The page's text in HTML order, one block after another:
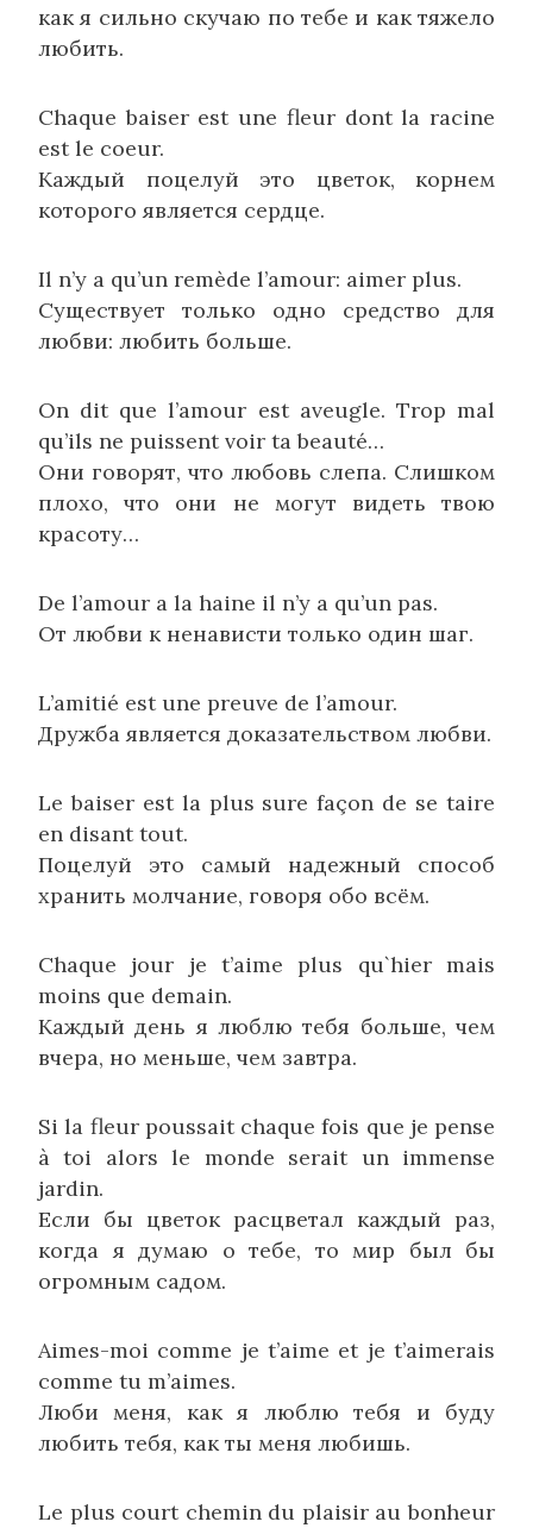
как я сильно скучаю по тебе и как тяжело
любить.
Chaque baiser est une fleur dont la racine
est le coeur.
Каждый поцелуй это цветок, корнем
которого является сердце.
Il n’y a qu’un remède l’amour: aimer plus.
Существует только одно средство для
любви: любить больше.
On dit que l’amour est aveugle. Trop mal
qu’ils ne puissent voir ta beauté…
Они говорят, что любовь слепа. Слишком
плохо, что они не могут видеть твою
красоту…
De l’amour a la haine il n’y a qu’un pas.
От любви к ненависти только один шаг.
L’amitié est une preuve de l’amour.
Дружба является доказательством любви.
Le baiser est la plus sure façon de se taire
en disant tout.
Поцелуй это самый надежный способ
хранить молчание, говоря обо всём.
Chaque jour je t’aime plus qu`hier mais
moins que demain.
Каждый день я люблю тебя больше, чем
вчера, но меньше, чем завтра.
Si la fleur poussait chaque fois que je pense
à toi alors le monde serait un immense
jardin.
Если бы цветок расцветал каждый раз,
когда я думаю о тебе, то мир был бы
огромным садом.
Aimes-moi comme je t’aime et je t’aimerais
comme tu m’aimes.
Люби меня, как я люблю тебя и буду
любить тебя, как ты меня любишь.
Le plus court chemin du plaisir au bonheur